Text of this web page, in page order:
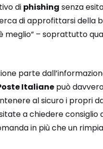
di phishing senza
di approfittarsi della
meglio” – soprattutto
parte
Italianepuò
al sicuro i propri
a chiedere
in più che un